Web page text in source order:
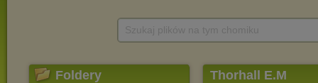
Foldery Thorhall E.M